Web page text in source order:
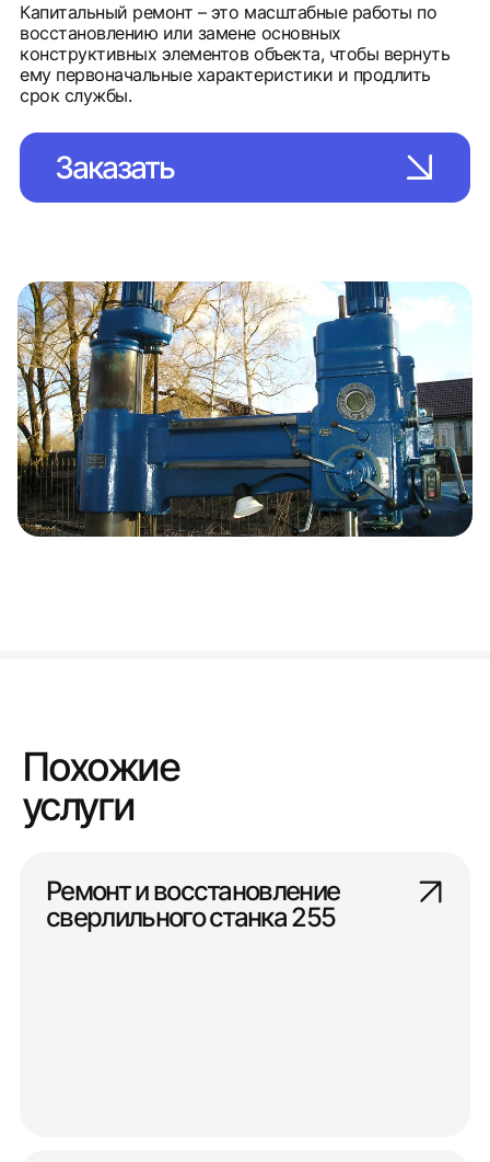
Капитальный ремонт – это масштабные работы по
восстановлению или замене основных
конструктивных элементов объекта, чтобы вернуть
ему первоначальные характеристики и продлить
срок службы.
Заказать
Похожие
услуги
Ремонт и восстановление
сверлильного станка 255